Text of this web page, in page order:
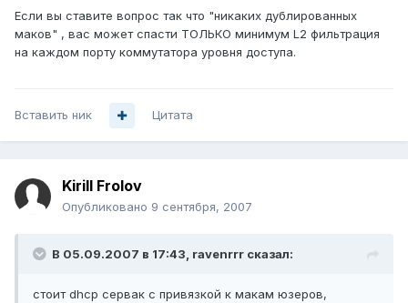
Если вы ставите вопрос так что "никаких дублированных
маков" , вас может спасти ТОЛЬКО минимум L2 фильтрация
на каждом порту коммутатора уровня доступа.
Вставить ник Цитата
Kirill Frolov
Опубликовано 9 сентября, 2007
В 05.09.2007 в 17:43, ravenrrr сказал:
стоит dhcp сервак с привязкой к макам юзеров,